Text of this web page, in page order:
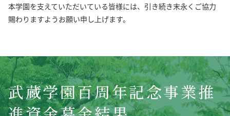
本学園を支えていただいている皆様には、引き続き末永くご協力
賜わりますようお願い申し上げます。
武蔵学園百周年記念事業推